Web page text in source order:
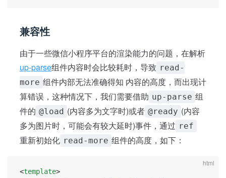
兼容性
由于一些微信小程序平台的渲染能力的问题，在解析
up-parse组件内容时会比较耗时，导致 read-
more 组件内部无法准确得知 内容的高度，而出现计
算错误，这种情况下，我们需要借助 up-parse 组
件的 @load (内容多为文字时)或者 @ready (内容
多为图片时，可能会有较大延时)事件，通过 ref
重新初始化 read-more 组件的高度，如下：
html
<template>